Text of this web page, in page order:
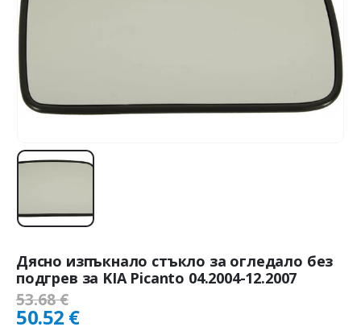
Дясно изпъкнало стъкло за огледало без
подгрев за KIA Picanto 04.2004-12.2007
53.68€
50.52 €